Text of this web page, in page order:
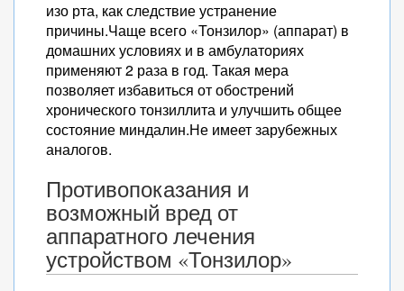
изо рта, как следствие устранение
причины.Чаще всего «Тонзилор» (аппарат) в
домашних условиях и в амбулаториях
применяют 2 раза в год. Такая мера
позволяет избавиться от обострений
хронического тонзиллита и улучшить общее
состояние миндалин.Не имеет зарубежных
аналогов.
Противопоказания и
возможный вред от
аппаратного лечения
устройством «Тонзилор»